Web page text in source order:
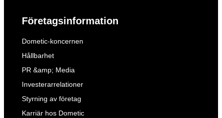
Företagsinformation
Dometic-koncernen
Hållbarhet
PR &amp; Media
Investerarrelationer
Styrning av företag
Karriär hos Dometic